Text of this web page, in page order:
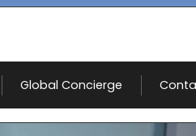
Global Concierge